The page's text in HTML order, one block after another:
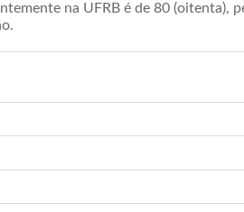
na UFRB é de 80 (oitenta),